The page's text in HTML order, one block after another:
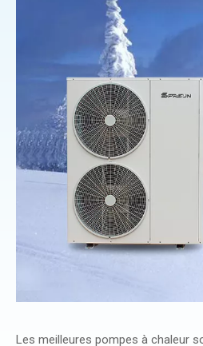
Les meilleures pompes à chaleur